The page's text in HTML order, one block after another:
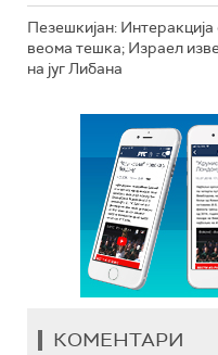
Пезешкијан: Интеракција
веома тешка; Израел
на југ Либана
КОМЕНТАРИ